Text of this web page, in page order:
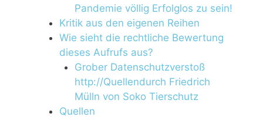
Pandemie völlig Erfolglos zu sein!
Kritik aus den eigenen Reihen
Wie sieht die rechtliche Bewertung
dieses Aufrufs aus?
Grober Datenschutzverstoß
http://Quellendurch Friedrich
Mülln von Soko Tierschutz
Quellen